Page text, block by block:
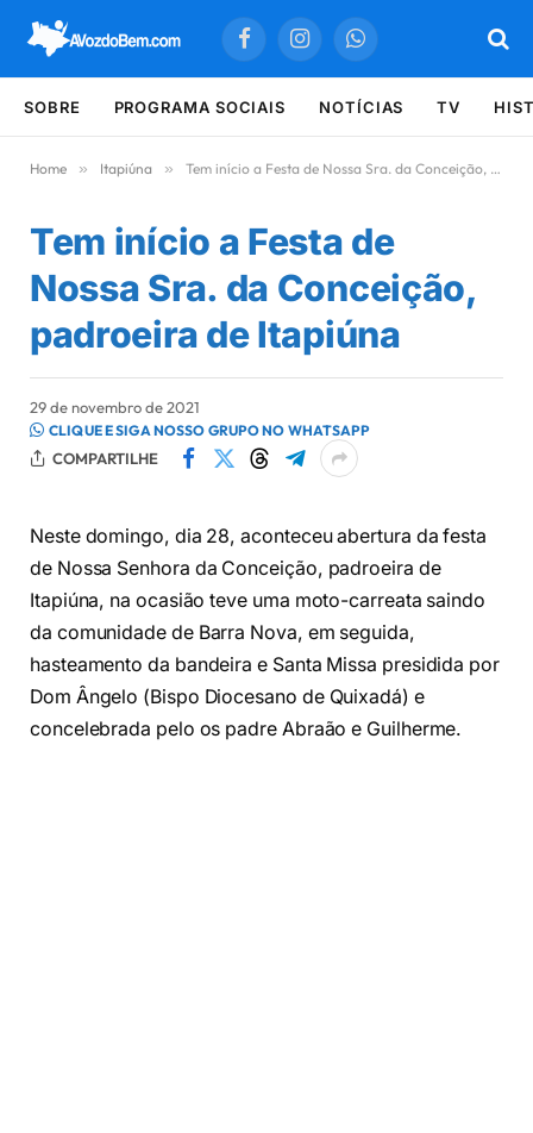
FacebookInstagramWhatsApp
SOBRE PROGRAMA SOCIAIS NOTÍCIAS TV
Home » Itapiúna » Tem início a Festa de Nossa Sra. da Conceição, padroeira de Itapiúna
Tem início a Festa de
Nossa Sra. da Conceição,
padroeira de Itapiúna
29 de novembro de 2021
CLIQUE E SIGA NOSSO GRUPO NO WHATSAPP
COMPARTILHE
Neste domingo, dia 28, aconteceu abertura da festa
de Nossa Senhora da Conceição, padroeira de
Itapiúna, na ocasião teve uma moto-carreata saindo
da comunidade de Barra Nova, em seguida,
hasteamento da bandeira e Santa Missa presidida por
Dom Ângelo (Bispo Diocesano de Quixadá) e
concelebrada pelo os padre Abraão e Guilherme.